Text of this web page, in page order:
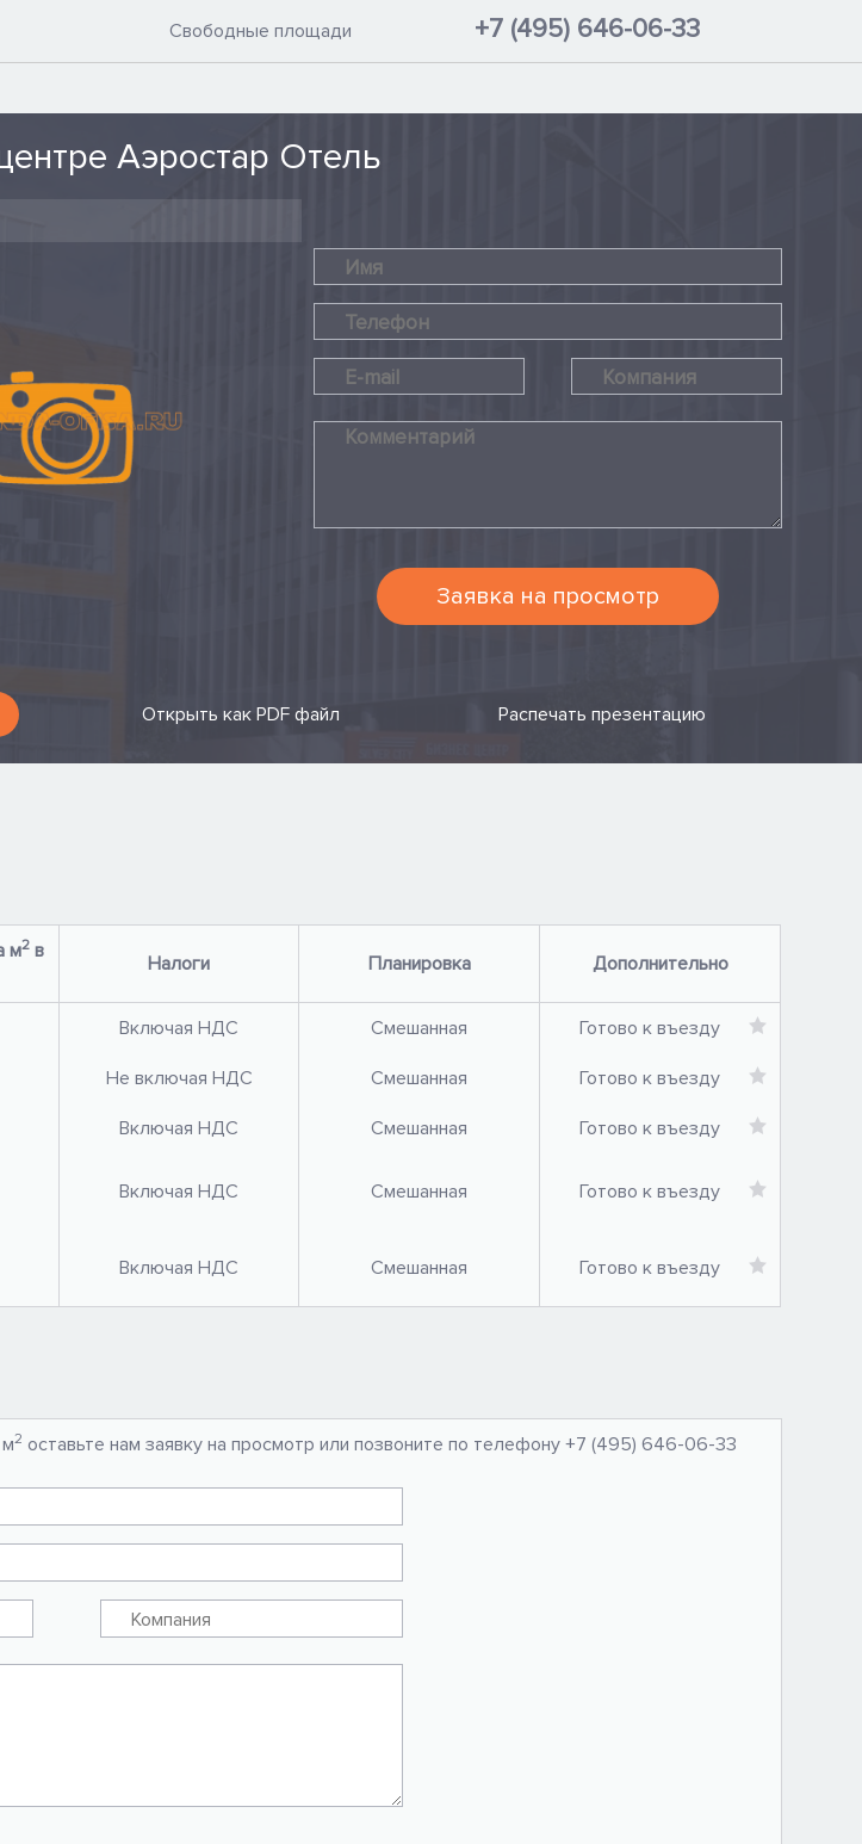
Свободные площади +7 (495) 646-06-33
Аэростар Отель
Заявка на просмотр
Открыть как PDF файл Распечать презентацию
м2 в
Налоги Планировка Дополнительно
Включая НДС Смешанная Готово к въезду
Не включая НДС Смешанная Готово к въезду
Включая НДС Смешанная Готово к въезду
Включая НДС Смешанная Готово к въезду
Включая НДС Смешанная Готово к въезду
2 оставьте нам заявку на просмотр или позвоните по телефону +7 (495) 646-06-33